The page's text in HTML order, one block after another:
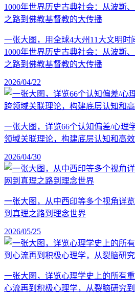
一张大图，用全球4大州11大文明时
1000年世界历史古典社会：从波斯
之路到佛教基督教的大传播
2026/04/22
一张大图，详览66个认知偏差/心理
领域关联理论，构建底层认知和高
2026/04/30
一张大图，从中西印等多个视角详
到真理之路到理念世界
2026/05/25
一张大图，详览心理学史上的所有
心流再到积极心理学，从裂脑研究